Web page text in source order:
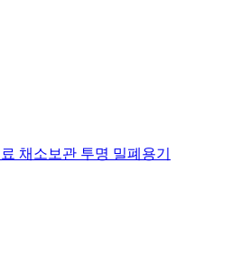
채소보관 투명 밀폐용기